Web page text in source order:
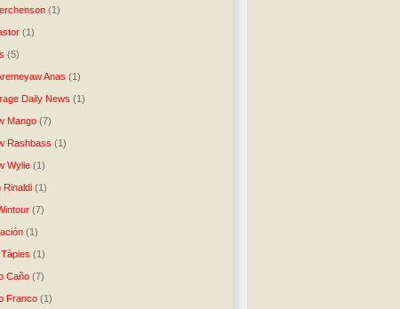
(1)
(1)
(5)
Anas (1)
Daily News (1)
Mango (7)
Rashbass (1)
Wylie (1)
Rinaldi (1)
(7)
(1)
(1)
Caño (7)
Franco (1)